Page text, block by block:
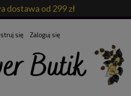
dostawa od 299 zł
się Zaloguj się